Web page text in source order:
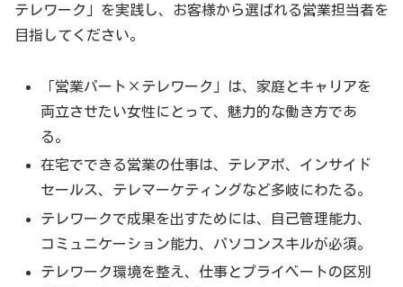
テレワーク」を実践し、お客様から選ばれる営業担当者を
目指してください。
「営業パート×テレワーク」は、家庭とキャリアを
両立させたい女性にとって、魅力的な働き方であ
る。
在宅でできる営業の仕事は、テレアポ、インサイド
セールス、テレマーケティングなど多岐にわたる。
テレワークで成果を出すためには、自己管理能力、
コミュニケーション能力、パソコンスキルが必須。
テレワーク環境を整え、仕事とプライベートの区別